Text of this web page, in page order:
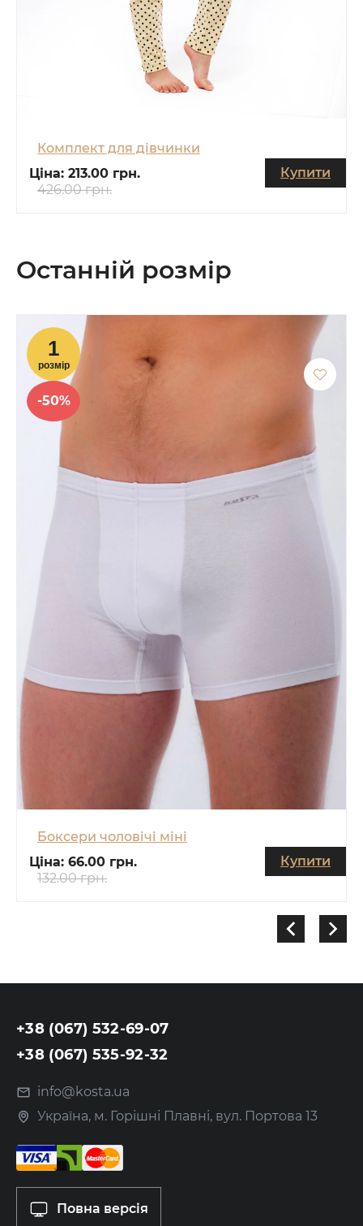
Комплект для дівчинки
Ціна: 213.00 грн.
426.00 грн.
Купити
Останній розмір
-50%
Боксери чоловічі міні
Ціна: 66.00 грн.
132.00 грн.
Купити
+38 (067) 532-69-07
+38 (067) 535-92-32
info@kosta.ua
Україна, м. Горішні Плавні, вул. Портова 13
Повна версія